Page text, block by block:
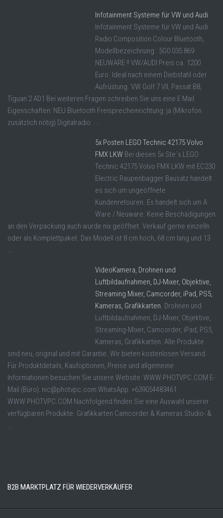
Infotainment Systeme für VW und Audi
Infotainment Systeme für VW und Audi.
Radio Composition Colour Bluetooth,
Modellbezeichnung : 5G0 035 869
NEUWARE !! VW/AUDI Preis ca. 1200
Euro. Ideal nach einem Diebstahl oder
Aufrüstung. VW Golf 7 VII, Passat B8,
Tiguan 2 AD1 Bei weiteren Fragen schreiben Sie uns eine E Mail.
Eigenschaften: NEU Bluetooth Freisprecheinrichtung: ja (Mikrofon
zusätzlich nötig) Digitalradio: ...
5x Posten LEGO Technic 42175 Volvo
FMX LKW Bei diesen 5x Ste´s LEGO
Technic 42175 Volvo FMX LKW mit EC230
Electric Raupenbagger Bausatz handelt
es sich um ungeöffnete
Kundenretouren. Es handelt sich um A
Ware / Neuware. Keine Beschädigungen
an den Verpackung auch wurde nix geöffnet. Verkauf gerne einzelln
oder als Komplettpaket. Das Modell ist 8 cm hoch, 68 cm lang und 13
...
VideoKamera, Drohnen und
Luftbildaufnahmen, DJ-Mixer, Objektive,
Streaming Mixer, Camcorder, iPad, PS5,
Kameras, Grafikkarten. Drohnen und
Luftbildaufnahmen, DJ-Mixer, Objektive,
Streaming-Mixer, Camcorder, iPad, PS5,
Kameras, Grafikkarten. Alle Produkte
sind neu, original und mit Garantie. Wir bieten kostenlosen Versand.
Für Produktdetails, Kaufoptionen, Preise und allgemeine
Informationen besuchen Sie unsere Website: WWW.PHOTVPC.COM E-
Mail (Büro): nic@photvpc.com WhatsApp: +639054483461
WWW.PHOTVPC.COM Nachfolgend finden Sie eine Auswahl unserer
verfügbaren Produkte. Grafikkarten Camcorder & Kameras Studio- &
...
B2B MARKTPLATZ FÜR WIEDERVERKÄUFER